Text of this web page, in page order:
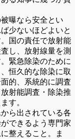
曝なら安全とい
少ないほどよいと
国の責任で放射能
し、放射線量を測
緊急除染のために
恒久的な除染に取
的、系統的に調査
射能調査・除染推
す。
ら出されている各
できるよう専門家
整えること。ま